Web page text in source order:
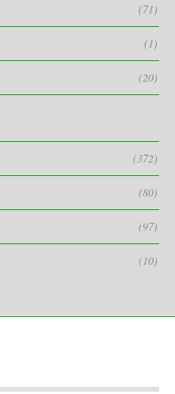
(71)
(1)
(20)
(372)
(80)
(97)
(10)